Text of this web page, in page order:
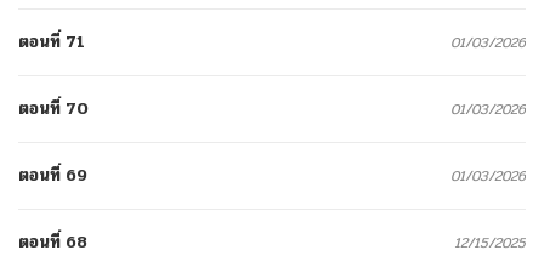
ตอนที่ 71 01/03/2026
ตอนที่ 70 01/03/2026
ตอนที่ 69 01/03/2026
ตอนที่ 68 12/15/2025